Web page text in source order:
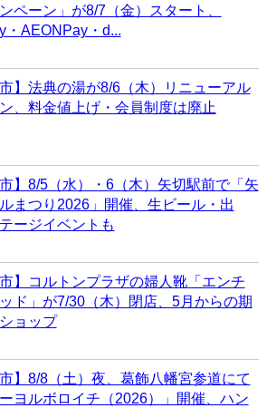
ペーン」が8/7（金）スタート、
・AEONPay・d...
市】法典の湯が8/6（木）リニューアル
、料金値上げ・会員制度は廃止
市】8/5（水）・6（木）矢切駅前で「矢
まつり2026」開催、生ビール・出
ージイベントも
市】コルトンプラザの婦人靴「エンチ
ド」が7/30（木）閉店、5月からの期
ョップ
市】8/8（土）夜、葛飾八幡宮参道にて
ーヨルボロイチ（2026）」開催、ハン